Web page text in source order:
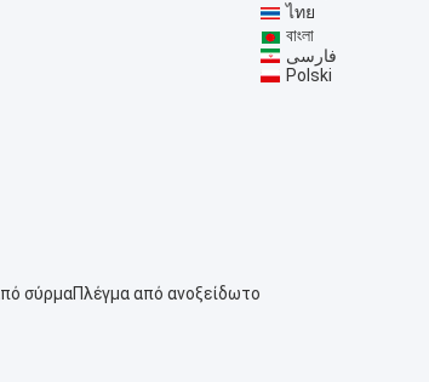
ไทย
বাংলা
فارسی
Polski
σύρμαΠλέγμα από ανοξείδωτο